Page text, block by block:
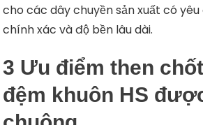
cho các dây chuyền sản xuất có
chính xác và độ bền lâu dài.
3 Ưu điểm then
đệm khuôn HS